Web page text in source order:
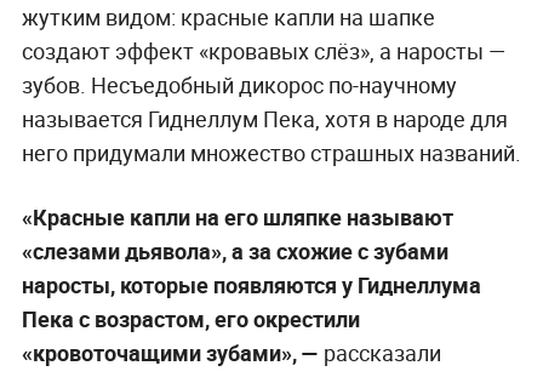
жутким видом: красные капли на шапке
создают эффект «кровавых слёз», а наросты —
зубов. Несъедобный дикорос по-научному
называется Гиднеллум Пека, хотя в народе для
него придумали множество страшных названий.
«Красные капли на его шляпке называют
«слезами дьявола», а за схожие с зубами
наросты, которые появляются у Гиднеллума
Пека с возрастом, его окрестили
«кровоточащими зубами», — рассказали